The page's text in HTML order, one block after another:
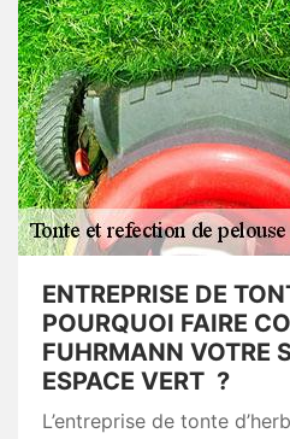
ENTREPRISE DE
POURQUOI FAIRE
FUHRMANN VOTRE
ESPACE VERT ?
L’entreprise de tonte